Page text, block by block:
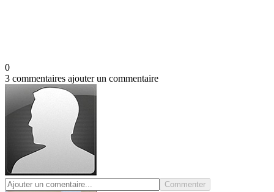
0
3 commentaires ajouter un commentaire
Commenter